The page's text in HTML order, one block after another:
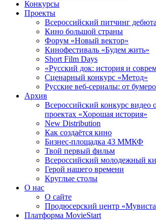
Конкурсы
Проекты
Всероссийский питчинг
Кино большой страны
Форум «Новый вектор»
Кинофестиваль «Будем жить»
Short Film Days
«Русский док: история и
Сценарный конкурс «Метод»
Русские веб-сериалы: от
Архив
Всероссийский конкурс видео
проектах «Хорошая история»
New Distribution
Как создаётся кино
Бизнес-площадка 43 ММКФ
Твой первый фильм
Всероссийский молодежный
Герой нашего времени
Круглые столы
О нас
О сайте
Продюсерский центр
Платформа MovieStart